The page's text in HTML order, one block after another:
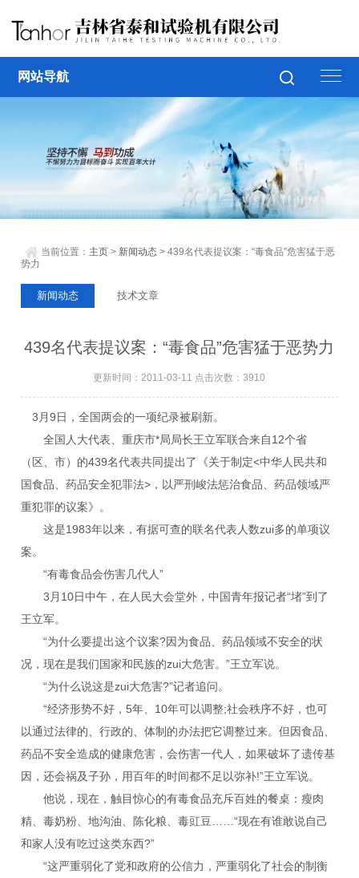
网站导航
当前位置： 主页 > 新闻动态 > 439名代表提议案：“毒食品”危害猛于恶
势力
新闻动态 技术文章
439名代表提议案：“毒食品”危害猛于恶势力
更新时间：2011-03-11 点击次数：3910
3月9日，全国两会的一项纪录被刷新。
全国人大代表、重庆市*局局长王立军联合来自12个省
（区、市）的439名代表共同提出了《关于制定<中华人民共和
国食品、药品安全犯罪法>，以严刑峻法惩治食品、药品领域严
重犯罪的议案》。
这是1983年以来，有据可查的联名代表人数zui多的单项议
案。
“有毒食品会伤害几代人”
3月10日中午，在人民大会堂外，中国青年报记者“堵”到了
王立军。
“为什么要提出这个议案?因为食品、药品领域不安全的状
况，现在是我们国家和民族的zui大危害。”王立军说。
“为什么说这是zui大危害?”记者追问。
“经济形势不好，5年、10年可以调整;社会秩序不好，也可
以通过法律的、行政的、体制的办法把它调整过来。但因食品、
药品不安全造成的健康危害，会伤害一代人，如果破坏了遗传基
因，还会祸及子孙，用百年的时间都不足以弥补!”王立军说。
他说，现在，触目惊心的有毒食品充斥百姓的餐桌：瘦肉
精、毒奶粉、地沟油、陈化粮、毒豇豆……“现在有谁敢说自己
和家人没有吃过这类东西?”
“这严重弱化了党和政府的公信力，严重弱化了社会的制衡